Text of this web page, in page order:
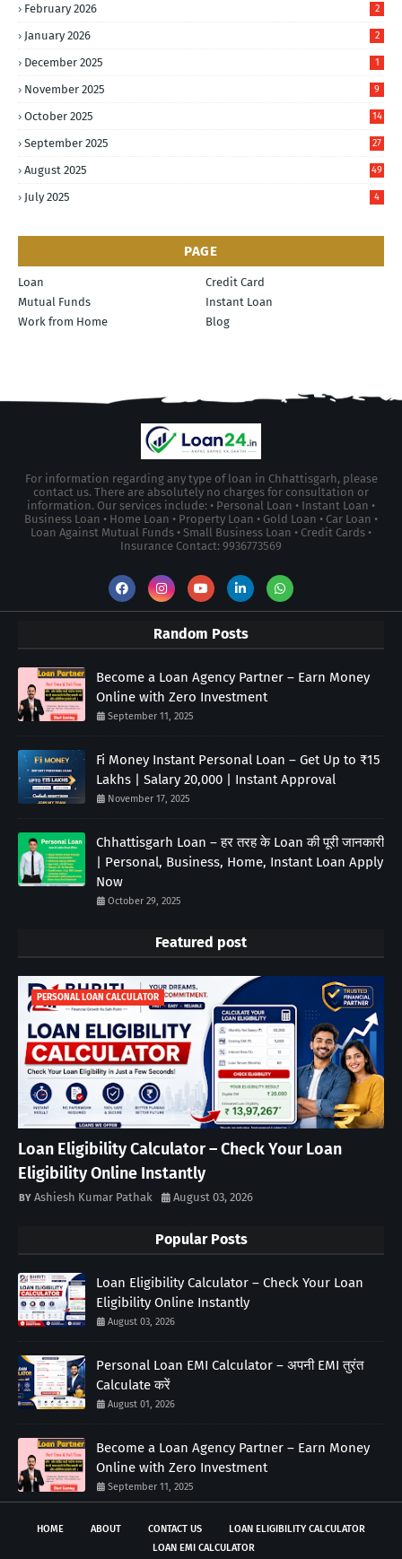
February 2026 2
January 2026 2
December 2025 1
November 2025 9
October 2025 14
September 2025 27
August 2025 49
July 2025 4
PAGE
Loan
Credit Card
Mutual Funds
Instant Loan
Work from Home
Blog
For information regarding any type of loan in Chhattisgarh, please
contact us. There are absolutely no charges for consultation or
information. Our services include: • Personal Loan • Instant Loan •
Business Loan • Home Loan • Property Loan • Gold Loan • Car Loan •
Loan Against Mutual Funds • Small Business Loan • Credit Cards •
Insurance Contact: 9936773569
Random Posts
Become a Loan Agency Partner – Earn Money
Online with Zero Investment
September 11, 2025
Fi Money Instant Personal Loan – Get Up to ₹15
Lakhs | Salary 20,000 | Instant Approval
November 17, 2025
Chhattisgarh Loan – हर तरह के Loan की पूरी जानकारी
| Personal, Business, Home, Instant Loan Apply
Now
October 29, 2025
Featured post
PERSONAL LOAN CALCULATOR
Loan Eligibility Calculator – Check Your Loan
Eligibility Online Instantly
Ashiesh Kumar Pathak August 03, 2026
Popular Posts
Loan Eligibility Calculator – Check Your Loan
Eligibility Online Instantly
August 03, 2026
Personal Loan EMI Calculator – अपनी EMI तुरंत
Calculate करें
August 01, 2026
Become a Loan Agency Partner – Earn Money
Online with Zero Investment
September 11, 2025
HOME ABOUT CONTACT US
LOAN ELIGIBILITY CALCULATOR
LOAN EMI CALCULATOR